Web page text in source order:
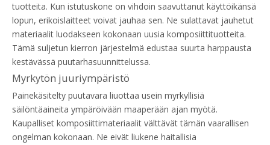
tuotteita. Kun istutuskone on vihdoin saavuttanut käyttöikänsä
lopun, erikoislaitteet voivat jauhaa sen. Ne sulattavat jauhetut
materiaalit luodakseen kokonaan uusia komposiittituotteita.
Tämä suljetun kierron järjestelmä edustaa suurta harppausta
kestävässä puutarhasuunnittelussa.
Myrkytön juuriympäristö
Painekäsitelty puutavara liuottaa usein myrkyllisiä
säilöntäaineita ympäröivään maaperään ajan myötä.
Kaupalliset komposiittimateriaalit välttävät tämän vaarallisen
ongelman kokonaan. Ne eivät liukene haitallisia